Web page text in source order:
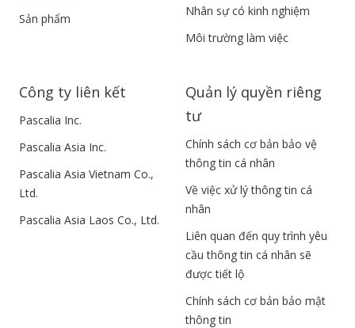
Sản phẩm
Nhân sự có kinh nghiệm
Môi trường làm việc
Công ty liên kết
Pascalia Inc.
Pascalia Asia Inc.
Pascalia Asia Vietnam Co.,
Ltd.
Pascalia Asia Laos Co., Ltd.
Quản lý quyền riêng
tư
Chính sách cơ bản bảo vệ
thông tin cá nhân
Về việc xử lý thông tin cá
nhân
Liên quan đến quy trình yêu
cầu thông tin cá nhân sẽ
được tiết lộ
Chính sách cơ bản bảo mật
thông tin